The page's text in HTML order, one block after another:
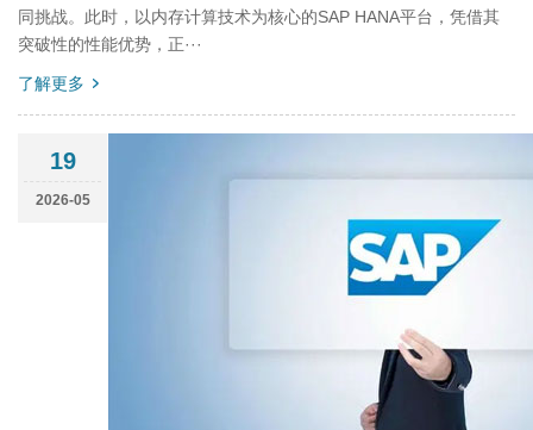
同挑战。此时，以内存计算技术为核心的SAP HANA平台，凭借其
突破性的性能优势，正···
了解更多
19
2026-05